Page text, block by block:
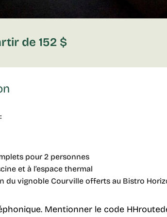
de 152 $
pour 2 personnes
et à l’espace thermal
du vignoble Courville offerts au Bistro
Mentionner le code